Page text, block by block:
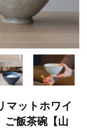
マットホワイ
ご飯茶碗【山